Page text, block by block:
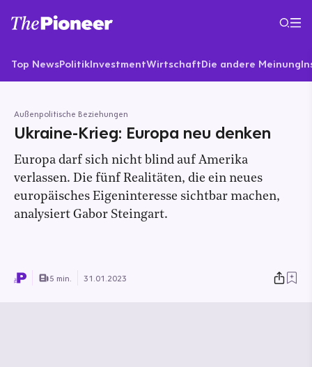
Top NewsPolitikInvestmentWirtschaftDie andere Meinung
Außenpolitische Beziehungen
Ukraine-Krieg: Europa neu denken
Europa darf sich nicht blind auf Amerika
verlassen. Die fünf Realitäten, die ein neues
europäisches Eigeninteresse sichtbar machen,
analysiert Gabor Steingart.
5 min. 31.01.2023